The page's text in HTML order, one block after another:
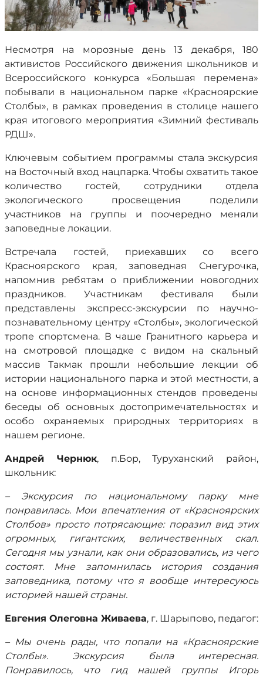
Несмотря на морозные день 13 декабря, 180
активистов Российского движения школьников и
Всероссийского конкурса «Большая перемена»
побывали в национальном парке «Красноярские
Столбы», в рамках проведения в столице нашего
края итогового мероприятия «Зимний фестиваль
РДШ».
Ключевым событием программы стала экскурсия
на Восточный вход нацпарка. Чтобы охватить такое
количество гостей, сотрудники отдела
экологического просвещения поделили
участников на группы и поочередно меняли
заповедные локации.
Встречала гостей, приехавших со всего
Красноярского края, заповедная Снегурочка,
напомнив ребятам о приближении новогодних
праздников. Участникам фестиваля были
представлены экспресс-экскурсии по научно-
познавательному центру «Столбы», экологической
тропе спортсмена. В чаше Гранитного карьера и
на смотровой площадке с видом на скальный
массив Такмак прошли небольшие лекции об
истории национального парка и этой местности, а
на основе информационных стендов проведены
беседы об основных достопримечательностях и
особо охраняемых природных территориях в
нашем регионе.
Андрей Чернюк, п.Бор, Туруханский район,
школьник:
– Экскурсия по национальному парку мне
понравилась. Мои впечатления от «Красноярских
Столбов» просто потрясающие: поразил вид этих
огромных, гигантских, величественных скал.
Сегодня мы узнали, как они образовались, из чего
состоят. Мне запомнилась история создания
заповедника, потому что я вообще интересуюсь
историей нашей страны.
Евгения Олеговна Живаева, г. Шарыпово, педагог:
– Мы очень рады, что попали на «Красноярские
Столбы». Экскурсия была интересная.
Понравилось, что гид нашей группы Игорь